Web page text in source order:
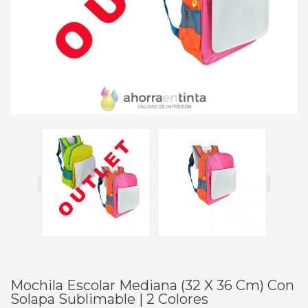
Mochila Escolar Mediana (32 X 36 Cm) Con
Solapa Sublimable | 2 Colores